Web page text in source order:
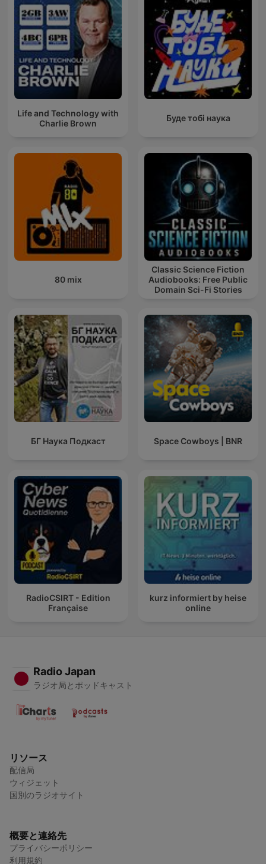
Life and Technology with
Charlie Brown
Буде тобі наука
80 mix
Classic Science Fiction
Audiobooks: Free Public
Domain Sci-Fi Stories
БГ Наука Подкаст Space Cowboys | BNR
RadioCSIRT - Edition
Française
kurz informiert by heise
online
Radio Japan
ラジオ局とポッドキャスト
リソース
配信局
ウィジェット
国別のラジオサイト
概要と連絡先
プライバシーポリシー
利用規約